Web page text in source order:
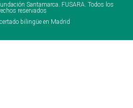
Santamarca. FUSARA. Todos los
reservados
bilingüe en Madrid